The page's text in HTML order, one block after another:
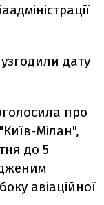
дату
про
Мілан",
до 5
авіаційної